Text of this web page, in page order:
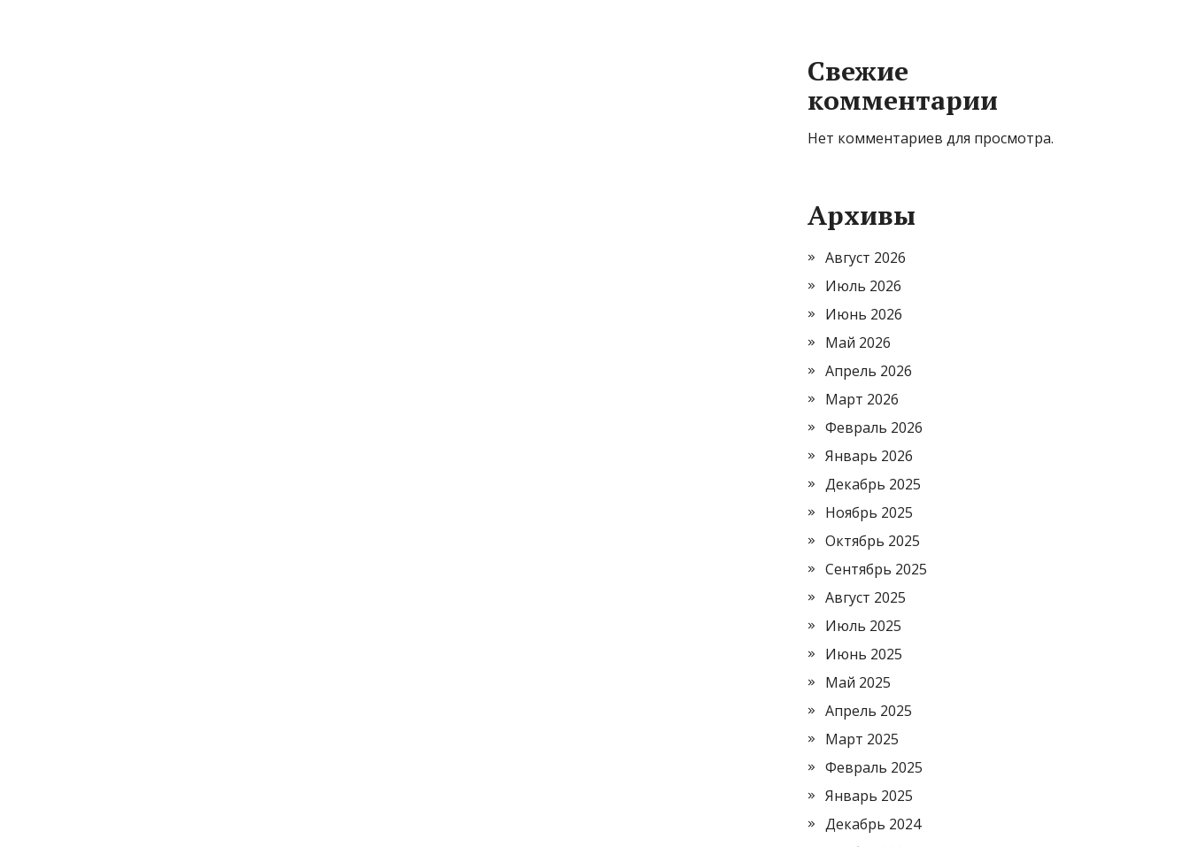
Свежие
комментарии
Нет комментариев для просмотра.
Архивы
Август 2026
Июль 2026
Июнь 2026
Май 2026
Апрель 2026
Март 2026
Февраль 2026
Январь 2026
Декабрь 2025
Ноябрь 2025
Октябрь 2025
Сентябрь 2025
Август 2025
Июль 2025
Июнь 2025
Май 2025
Апрель 2025
Март 2025
Февраль 2025
Январь 2025
Декабрь 2024